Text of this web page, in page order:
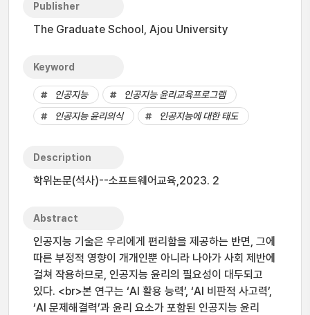
Publisher
The Graduate School, Ajou University
Keyword
인공지능
인공지능 윤리교육프로그램
인공지능 윤리의식
인공지능에 대한 태도
Description
학위논문(석사)--소프트웨어교육,2023. 2
Abstract
인공지능 기술은 우리에게 편리함을 제공하는 반면, 그에
따른 부정적 영향이 개개인뿐 아니라 나아가 사회 제반에
걸쳐 작용하므로, 인공지능 윤리의 필요성이 대두되고
있다. <br>본 연구는 ‘AI 활용 능력’, ‘AI 비판적 사고력’,
‘AI 문제해결력’과 윤리 요소가 포함된 인공지능 윤리